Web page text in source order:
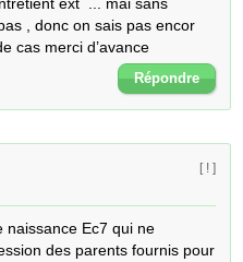
, donc on sais pas encor
cas merci d’avance
Répondre
[ ! ]
naissance Ec7 qui ne
des parents fournis pour